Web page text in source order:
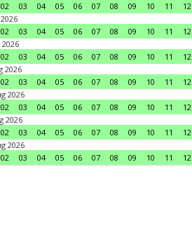
02 03 04 05 06 07 08 09 10 11 12
02 03 04 05 06 07 08 09 10 11 12
2026
02 03 04 05 06 07 08 09 10 11 12
2026
02 03 04 05 06 07 08 09 10 11 12
2026
02 03 04 05 06 07 08 09 10 11 12
2026
02 03 04 05 06 07 08 09 10 11 12
2026
02 03 04 05 06 07 08 09 10 11 12